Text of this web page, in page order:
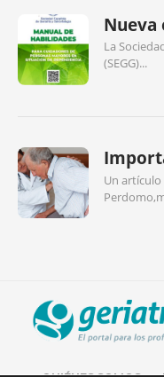
Nueva
La
(SEGG)...
Un artículo